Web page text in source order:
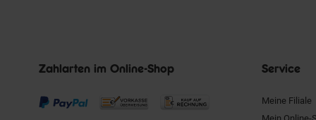
Zahlarten im Online-Shop Service
Meine Filiale